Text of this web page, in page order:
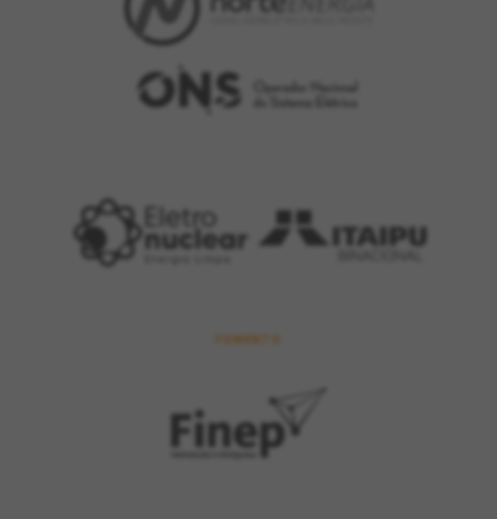
FOMENTO